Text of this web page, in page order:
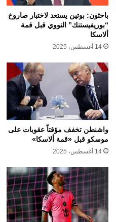
باحثون: بوتين يستعد لاختبار صاروخ
“بوريفيستنك” النووي قبل قمة
ألاسكا
14 أغسطس، 2025
واشنطن تخفف مؤقتاً عقوبات على
موسكو قبل «قمة ألاسكا»
14 أغسطس، 2025